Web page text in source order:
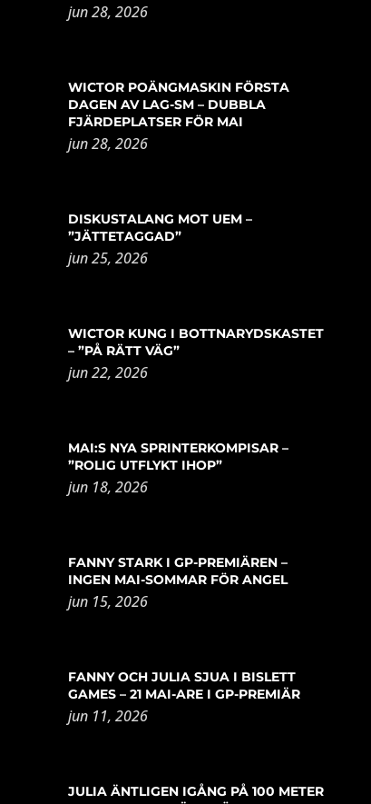
jun 28, 2026
WICTOR POÄNGMASKIN FÖRSTA
DAGEN AV LAG-SM – DUBBLA
FJÄRDEPLATSER FÖR MAI
jun 28, 2026
DISKUSTALANG MOT UEM –
”JÄTTETAGGAD”
jun 25, 2026
WICTOR KUNG I BOTTNARYDSKASTET
– ”PÅ RÄTT VÄG”
jun 22, 2026
MAI:S NYA SPRINTERKOMPISAR –
”ROLIG UTFLYKT IHOP”
jun 18, 2026
FANNY STARK I GP-PREMIÄREN –
INGEN MAI-SOMMAR FÖR ANGEL
jun 15, 2026
FANNY OCH JULIA SJUA I BISLETT
GAMES – 21 MAI-ARE I GP-PREMIÄR
jun 11, 2026
JULIA ÄNTLIGEN IGÅNG PÅ 100 METER